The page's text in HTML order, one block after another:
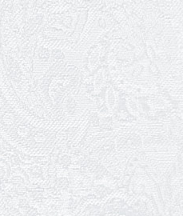
SQUIRT. The
посади
постановочної